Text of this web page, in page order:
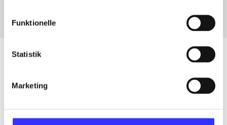
Funktionelle
Statistik
Marketing
Artikler